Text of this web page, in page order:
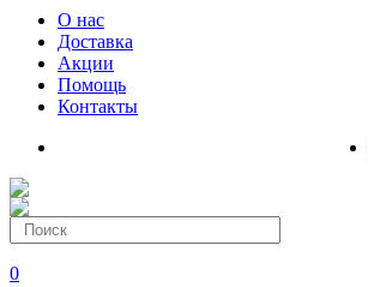
О нас
Доставка
Акции
Помощь
Контакты
0